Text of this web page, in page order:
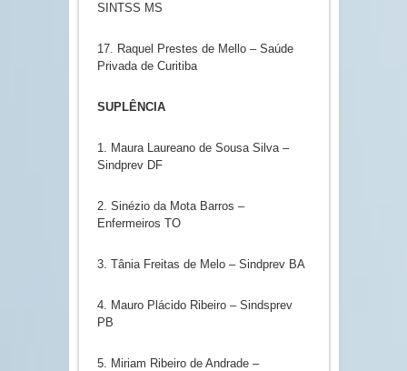
SINTSS MS
17. Raquel Prestes de Mello – Saúde
Privada de Curitiba
SUPLÊNCIA
1. Maura Laureano de Sousa Silva –
Sindprev DF
2. Sinézio da Mota Barros –
Enfermeiros TO
3. Tânia Freitas de Melo – Sindprev BA
4. Mauro Plácido Ribeiro – Sindsprev
PB
5. Miriam Ribeiro de Andrade –